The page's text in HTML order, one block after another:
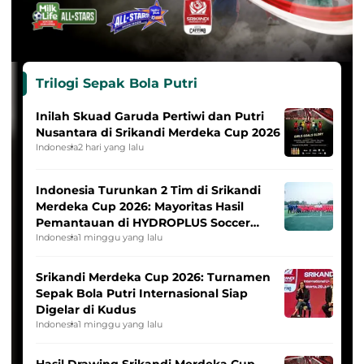
Trilogi Sepak Bola Putri
Inilah Skuad Garuda Pertiwi dan Putri
Nusantara di Srikandi Merdeka Cup 2026
Indonesia2 hari yang lalu
Indonesia Turunkan 2 Tim di Srikandi
Merdeka Cup 2026: Mayoritas Hasil
Pemantauan di HYDROPLUS Soccer
League
Indonesia1 minggu yang lalu
Srikandi Merdeka Cup 2026: Turnamen
Sepak Bola Putri Internasional Siap
Digelar di Kudus
Indonesia1 minggu yang lalu